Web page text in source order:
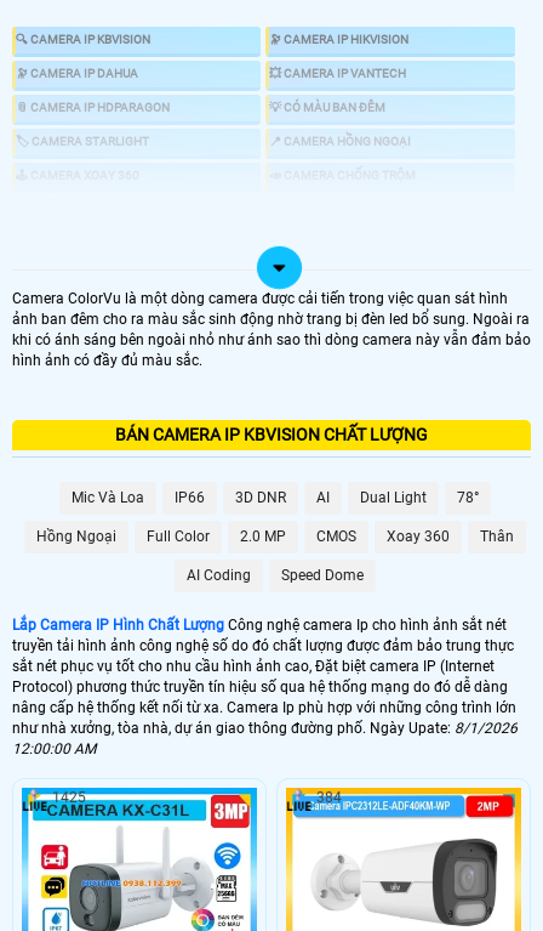
🔍 CAMERA IP KBVISION 🔭 CAMERA IP HIKVISION
🔭 CAMERA IP DAHUA 💥 CAMERA IP VANTECH
📎 CAMERA IP HDPARAGON 💡 CÓ MÀU BAN ĐÊM
🏷 CAMERA STARLIGHT 📍 CAMERA HỒNG NGOẠI
📸 GIÁ LẮP CAMERA IP NHƯ THẾ NÀO
GIÁ LẮP CAMERA
🌐 Bộ Camera Ip Giá Rẻ Dahua
5.900.000 VNĐ Trọn Bộ Camera Ip
📶 Lắp 1 Camera Wifi Ip Ebitcam
🔗 Lắp Camera IP FULL Color
8.700,000 VNĐ Lắp Camera Ip Có Màu Ban Đêm
🔥 Bõ Camera Ip Có Micro
7.300.000 VNĐ Lắp Camera IP Có Thu Âm
🖥 Camera Ip FuLL HD 1080P có chất lượng hình ảnh sắt nét đáng để đầu
tư nhất cho 1 bộ camera giá rẻ hình ảnh sắt nét. Với công nghệ camera Ip
hình ảnh sáng đẹp giám sát qua mạng điện thoại ổ định. Hình ảnh của
camera Ip sắt nét hơn đến 20% so với camera HD analog và điều đặt biệt
hơn khi thi công camera Ip thì sẽ gọn hơn đẹp hơn..
Camera ColorVu là một dòng camera được cải tiến trong việc quan sát hình
ảnh ban đêm cho ra màu sắc sinh động nhờ trang bị đèn led bổ sung. Ngoài ra
khi có ánh sáng bên ngoài nhỏ như ánh sao thì dòng camera này vẫn đảm bảo
hình ảnh có đầy đủ màu sắc.
BÁN CAMERA IP KBVISION CHẤT LƯỢNG
Mic Và Loa IP66 3D DNR AI Dual Light 78°
Hồng Ngoại Full Color 2.0 MP CMOS Xoay 360 Thân
AI Coding Speed Dome
Lắp Camera IP Hình Chất Lượng Công nghệ camera Ip cho hình ảnh sắt nét
truyền tải hình ảnh công nghệ số do đó chất lượng được đảm bảo trung thực
sắt nét phục vụ tốt cho nhu cầu hình ảnh cao, Đặt biệt camera IP (Internet
Protocol) phương thức truyền tín hiệu số qua hệ thống mạng do đó dễ dàng
nâng cấp hệ thống kết nối từ xa. Camera Ip phù hợp với những công trình lớn
như nhà xưởng, tòa nhà, dự án giao thông đường phố. Ngày Upate: 8/1/2026
12:00:00 AM
1425 384